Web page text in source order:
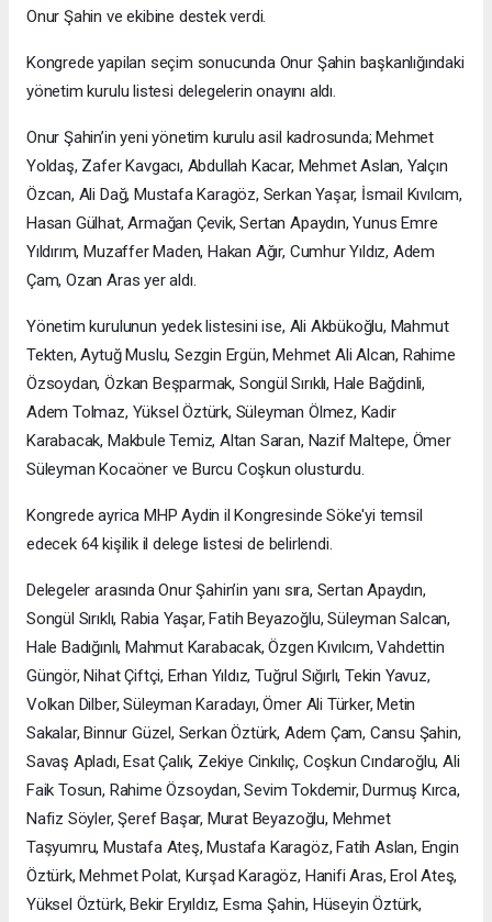
Onur Şahin ve ekibine destek verdi.
Kongrede yapilan seçim sonucunda Onur Şahin başkanlığındaki
yönetim kurulu listesi delegelerin onayını aldı.
Onur Şahin’in yeni yönetim kurulu asil kadrosunda; Mehmet
Yoldaş, Zafer Kavgacı, Abdullah Kacar, Mehmet Aslan, Yalçın
Özcan, Ali Dağ, Mustafa Karagöz, Serkan Yaşar, İsmail Kıvılcım,
Hasan Gülhat, Armağan Çevik, Sertan Apaydın, Yunus Emre
Yıldırım, Muzaffer Maden, Hakan Ağır, Cumhur Yıldız, Adem
Çam, Ozan Aras yer aldı.
Yönetim kurulunun yedek listesini ise, Ali Akbükoğlu, Mahmut
Tekten, Aytuğ Muslu, Sezgin Ergün, Mehmet Ali Alcan, Rahime
Özsoydan, Özkan Beşparmak, Songül Sırıklı, Hale Bağdinli,
Adem Tolmaz, Yüksel Öztürk, Süleyman Ölmez, Kadir
Karabacak, Makbule Temiz, Altan Saran, Nazif Maltepe, Ömer
Süleyman Kocaöner ve Burcu Coşkun olusturdu.
Kongrede ayrica MHP Aydin il Kongresinde Söke'yi temsil
edecek 64 kişilik il delege listesi de belirlendi.
Delegeler arasında Onur Şahin’in yanı sıra, Sertan Apaydın,
Songül Sırıklı, Rabia Yaşar, Fatih Beyazoğlu, Süleyman Salcan,
Hale Badığınlı, Mahmut Karabacak, Özgen Kıvılcım, Vahdettin
Güngör, Nihat Çiftçi, Erhan Yıldız, Tuğrul Sığırlı, Tekin Yavuz,
Volkan Dilber, Süleyman Karadayı, Ömer Ali Türker, Metin
Sakalar, Binnur Güzel, Serkan Öztürk, Adem Çam, Cansu Şahin,
Savaş Apladı, Esat Çalık, Zekiye Cinkılıç, Coşkun Cındaroğlu, Ali
Faik Tosun, Rahime Özsoydan, Sevim Tokdemir, Durmuş Kırca,
Nafiz Söyler, Şeref Başar, Murat Beyazoğlu, Mehmet
Taşyumru, Mustafa Ateş, Mustafa Karagöz, Fatih Aslan, Engin
Öztürk, Mehmet Polat, Kurşad Karagöz, Hanifi Aras, Erol Ateş,
Yüksel Öztürk, Bekir Eryıldız, Esma Şahin, Hüseyin Öztürk,